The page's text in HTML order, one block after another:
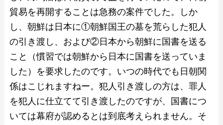
貿易を再開することは急務の案件でした。しか
し、朝鮮は日本に①朝鮮国王の墓を荒らした犯人
の引き渡し、および②日本から朝鮮に国書を送る
こと（慣習では朝鮮から日本に国書を送っていま
した）を要求したのです。いつの時代でも日朝関
係はこじれますねー。犯人引き渡しの方は、罪人
を犯人に仕立てて引き渡したのですが、国書につ
いては幕府が認めるとは到底考えられません。そ